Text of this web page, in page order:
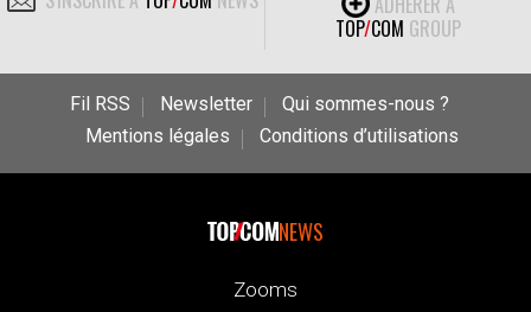
TOP/COM GROUP
Fil RSS Newsletter
Qui sommes-nous ?
Mentions légales
Conditions d’utilisations
NEWS
Zooms